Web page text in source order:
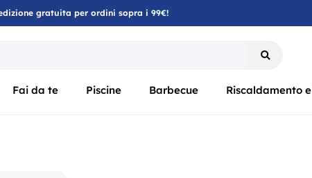
gratuita per ordini sopra i 99€!
Fai da te Piscine Barbecue Riscaldamento